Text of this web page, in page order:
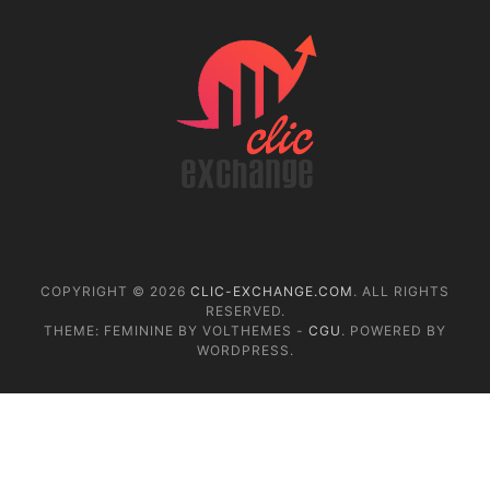
COPYRIGHT © 2026 CLIC-EXCHANGE.COM . ALL RIGHTS
RESERVED.
THEME: FEMININE BY VOLTHEMES - CGU . POWERED BY
WORDPRESS.